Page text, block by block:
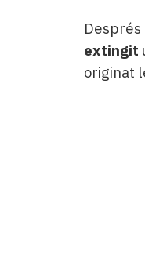
extingit
originat